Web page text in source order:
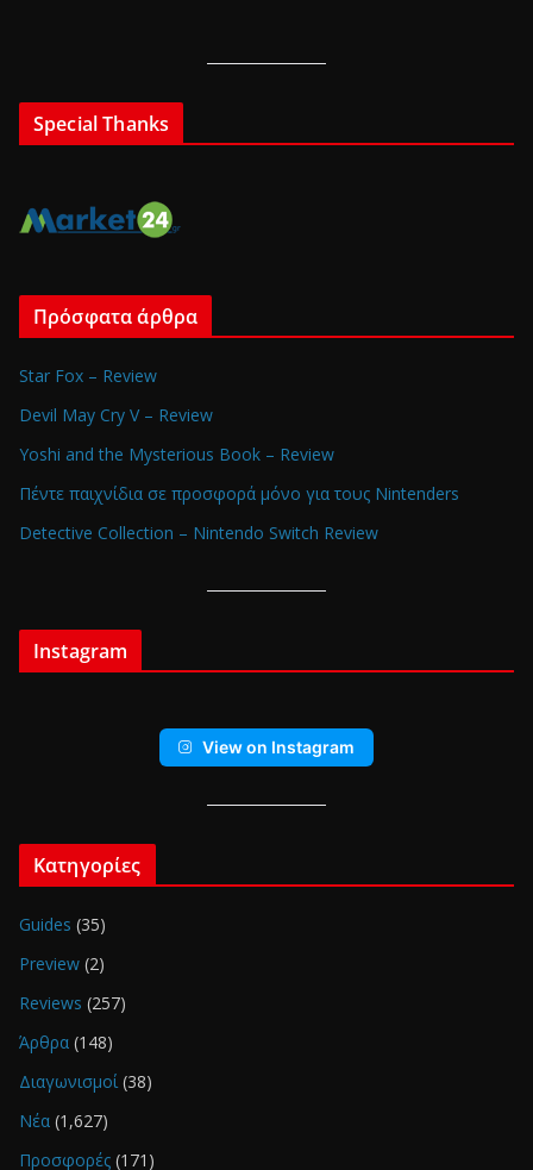
Special Thanks
Πρόσφατα άρθρα
Star Fox – Review
Devil May Cry V – Review
Yoshi and the Mysterious Book – Review
Πέντε παιχνίδια σε προσφορά μόνο για τους Nintenders
Detective Collection – Nintendo Switch Review
Instagram
View on Instagram
Κατηγορίες
Guides (35)
Preview (2)
Reviews (257)
Άρθρα (148)
Διαγωνισμοί (38)
Νέα (1,627)
Προσφορές (171)